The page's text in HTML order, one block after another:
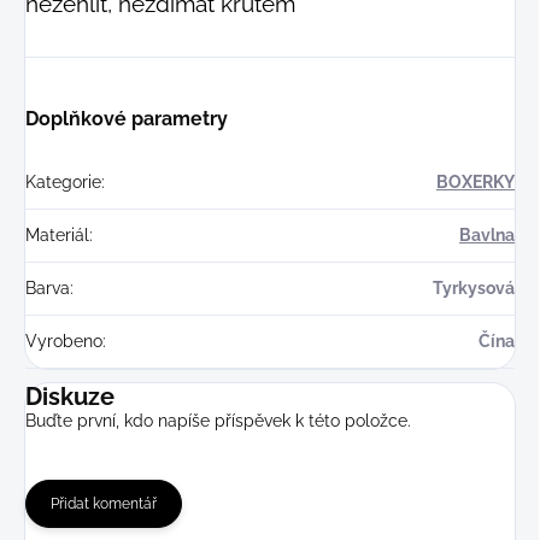
Doplňkové parametry
Kategorie: BOXERKY
Materiál: Bavlna
Barva: Tyrkysová
Vyrobeno: Čína
Diskuze
Buďte první, kdo napíše příspěvek k této položce.
Přidat komentář